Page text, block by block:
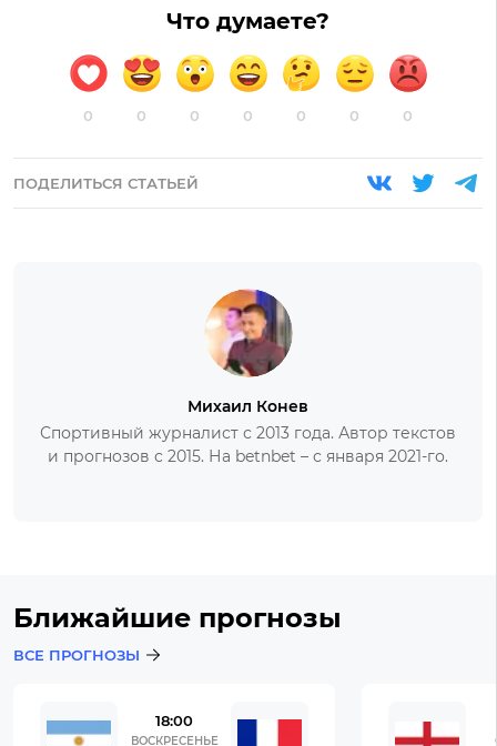
Что думаете?
0 0 0 0 0 0 0
ПОДЕЛИТЬСЯ СТАТЬЕЙ
Михаил Конев
Спортивный журналист с 2013 года. Автор текстов
и прогнозов с 2015. На betnbet – с января 2021-го.
Ближайшие прогнозы
ВСЕ ПРОГНОЗЫ
18:00
ВОСКРЕСЕНЬЕ